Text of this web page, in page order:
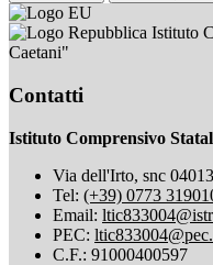
Istituto
Caetani"
Contatti
Istituto Comprensivo
Via dell'Irto, snc
Tel: (+39) 0773
Email:
PEC:
C.F.: 91000400597